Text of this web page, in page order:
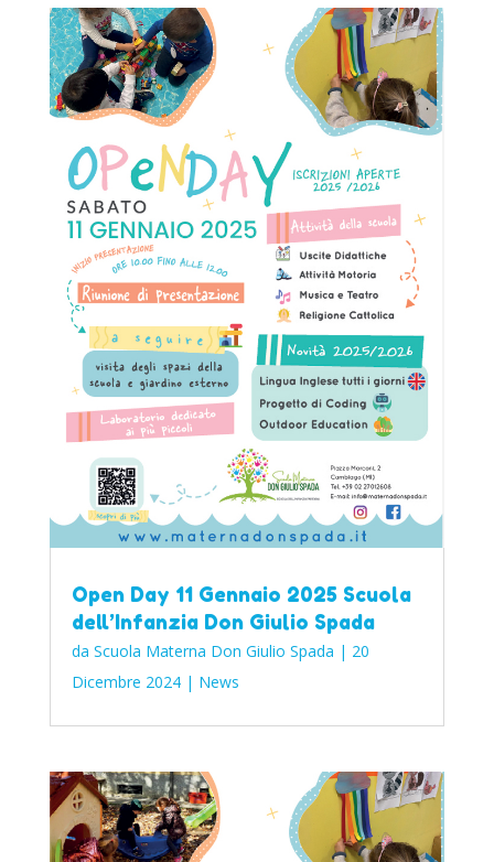
Open Day 11 Gennaio 2025 Scuola
dell’Infanzia Don Giulio Spada
da Scuola Materna Don Giulio Spada | 20
Dicembre 2024| News